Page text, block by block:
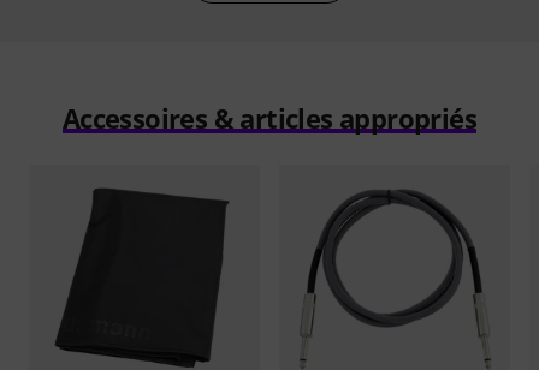
Accessoires & articles appropriés